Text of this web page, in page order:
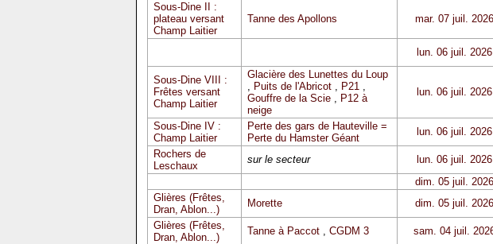
Sous-Dine II :
plateau versant
Champ Laitier
Tanne des Apollons mar. 07 juil. 2026
lun. 06 juil. 2026
Sous-Dine VIII :
Frêtes versant
Champ Laitier
Glacière des Lunettes du Loup
, Puits de l'Abricot, P21,
Gouffre de la Scie, P12 à
neige
lun. 06 juil. 2026
Sous-Dine IV :
Champ Laitier
Perte des gars de Hauteville =
Perte du Hamster Géant
lun. 06 juil. 2026
Rochers de
Leschaux
sur le secteur lun. 06 juil. 2026
dim. 05 juil. 2026
Glières (Frêtes,
Dran, Ablon...)
Morette dim. 05 juil. 2026
Glières (Frêtes,
Dran, Ablon...)
Tanne à Paccot, CGDM 3 sam. 04 juil.